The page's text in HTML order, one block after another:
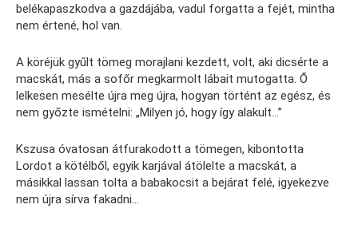
belékapaszkodva a gazdájába, vadul forgatta a fejét, mintha
nem értené, hol van.
A köréjük gyűlt tömeg morajlani kezdett, volt, aki dicsérte a
macskát, más a sofőr megkarmolt lábait mutogatta. Ő
lelkesen mesélte újra meg újra, hogyan történt az egész, és
nem győzte ismételni: „Milyen jó, hogy így alakult…”
Kszusa óvatosan átfurakodott a tömegen, kibontotta
Lordot a kötélből, egyik karjával átölelte a macskát, a
másikkal lassan tolta a babakocsit a bejárat felé, igyekezve
nem újra sírva fakadni…